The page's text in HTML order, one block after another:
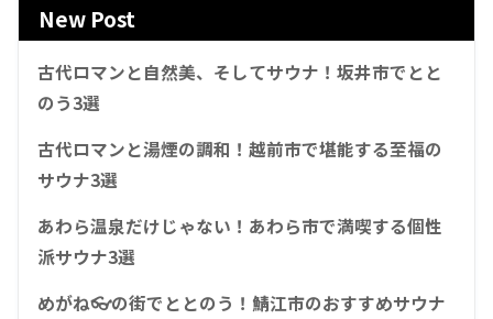
New Post
古代ロマンと自然美、そしてサウナ！坂井市でとと
のう3選
古代ロマンと湯煙の調和！越前市で堪能する至福の
サウナ3選
あわら温泉だけじゃない！あわら市で満喫する個性
派サウナ3選
めがね👓の街でととのう！鯖江市のおすすめサウナ